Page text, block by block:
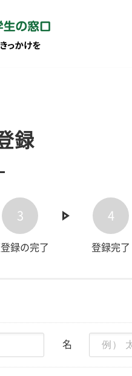
録
3
録の完了
4
登録完了
名